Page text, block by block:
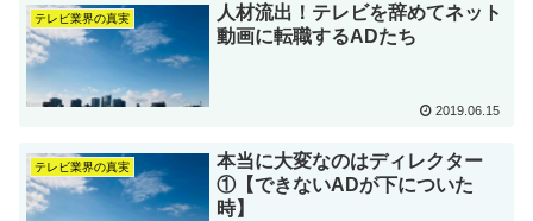
テレビ業界の真実
人材流出！テレビを辞めてネット
動画に転職するADたち
2019.06.15
テレビ業界の真実
本当に大変なのはディレクター
①【できないADが下についた
時】